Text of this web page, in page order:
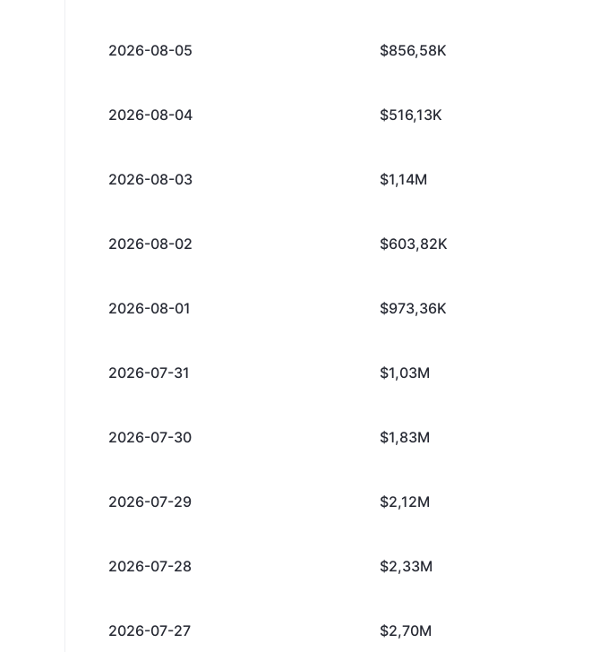
2026-08-05 $856,58K
2026-08-04 $516,13K
2026-08-03 $1,14M
2026-08-02 $603,82K
2026-08-01 $973,36K
2026-07-31 $1,03M
2026-07-30 $1,83M
2026-07-29 $2,12M
2026-07-28 $2,33M
2026-07-27 $2,70M